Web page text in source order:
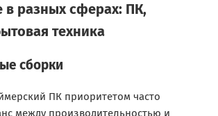
в разных сферах: ПК,
техника
сборки
ПК приоритетом часто
между производительностью и